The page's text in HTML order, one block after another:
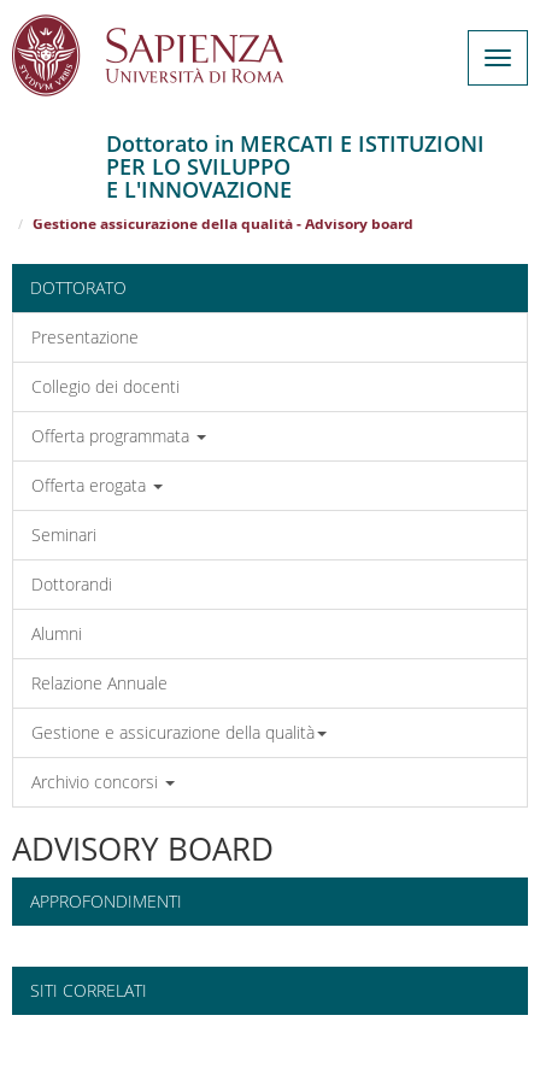
contenuto
Dottorato in MERCATI E ISTITUZIONI
PER LO SVILUPPO
E L'INNOVAZIONE
MERCATI E ISTITUZIONI PER LO SVILUPPO E L'INNOVAZIONE
Gestione assicurazione della qualità - Advisory board
DOTTORATO
Presentazione
Collegio dei docenti
Offerta programmata
Offerta erogata
Seminari
Dottorandi
Alumni
Relazione Annuale
Gestione e assicurazione della qualità
Archivio concorsi
ADVISORY BOARD
APPROFONDIMENTI
SITI CORRELATI